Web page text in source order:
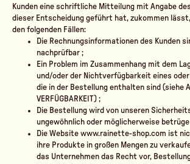
Kunden eine schriftliche Mitteilung mit Angabe
dieser Entscheidung geführt hat, zukommen
den folgenden Fällen:
Die Rechnungsinformationen des Kunden
nachprüfbar ;
Ein Problem im Zusammenhang mit dem
und/oder der Nichtverfügbarkeit eines
die in der Bestellung enthalten sind (siehe
VERFÜGBARKEIT) ;
Die Bestellung wird von unseren
ungewöhnlich oder möglicherweise
Die Website www.rainette-shop.com ist
ihre Produkte in großen Mengen zu
das Unternehmen das Recht vor,